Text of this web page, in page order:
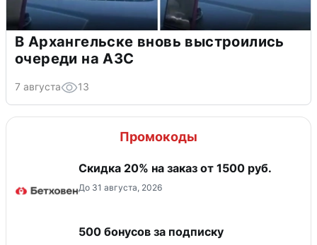
В Архангельске вновь выстроились
очереди на АЗС
7 августа 13
Промокоды
Скидка 20% на заказ от 1500 руб.
До 31 августа, 2026
500 бонусов за подписку